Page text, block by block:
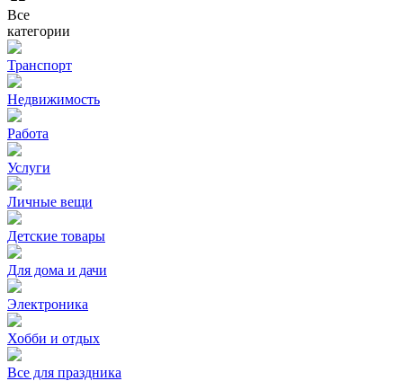
Все
категории
Транспорт
Недвижимость
Работа
Услуги
Личные вещи
Детские товары
Для дома и дачи
Электроника
Хобби и отдых
Все для праздника